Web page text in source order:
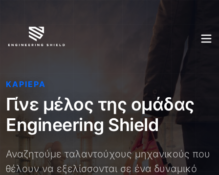
ΚΑΡΙΈΡΑ
Γίνε μέλος της ομάδας
Engineering Shield
Αναζητούμε ταλαντούχους μηχανικούς που
θέλουν να εξελίσσονται σε ένα δυναμικό